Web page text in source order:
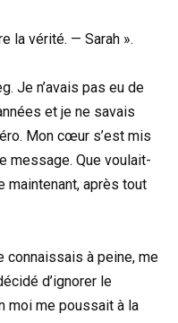
la vérité. — Sarah ».
Je n’avais pas eu de
et je ne savais
Mon cœur s’est mis
message. Que voulait-
maintenant, après tout
connaissais à peine, me
d’ignorer le
moi me poussait à la